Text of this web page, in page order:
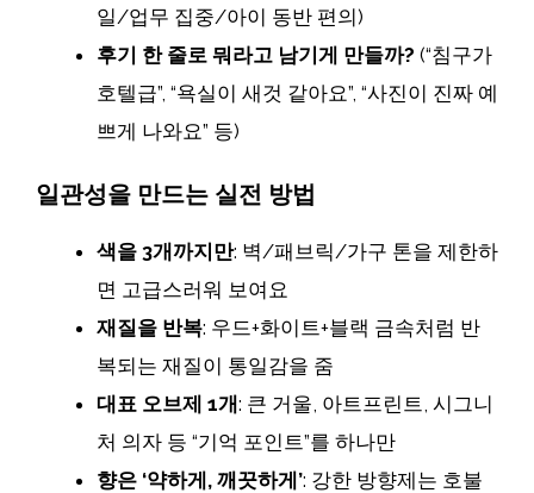
일/업무 집중/아이 동반 편의)
후기 한 줄로 뭐라고 남기게 만들까? (“침구가
호텔급”, “욕실이 새것 같아요”, “사진이 진짜 예
쁘게 나와요” 등)
일관성을 만드는 실전 방법
색을 3개까지만: 벽/패브릭/가구 톤을 제한하
면 고급스러워 보여요
재질을 반복: 우드+화이트+블랙 금속처럼 반
복되는 재질이 통일감을 줌
대표 오브제 1개: 큰 거울, 아트프린트, 시그니
처 의자 등 “기억 포인트”를 하나만
향은 ‘약하게, 깨끗하게’: 강한 방향제는 호불